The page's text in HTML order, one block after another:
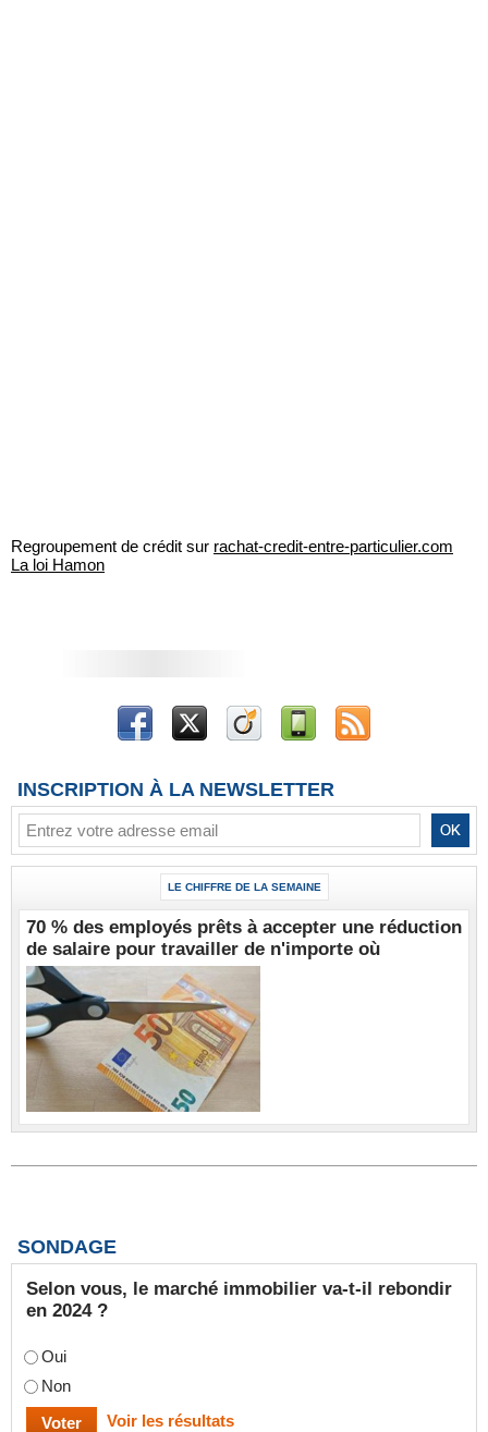
Regroupement de crédit sur rachat-credit-entre-particulier.com
La loi Hamon
INSCRIPTION À LA NEWSLETTER
LE CHIFFRE DE LA SEMAINE
70 % des employés prêts à accepter une réduction
de salaire pour travailler de n'importe où
SONDAGE
Selon vous, le marché immobilier va-t-il rebondir
en 2024 ?
Oui
Non
Voir les résultats